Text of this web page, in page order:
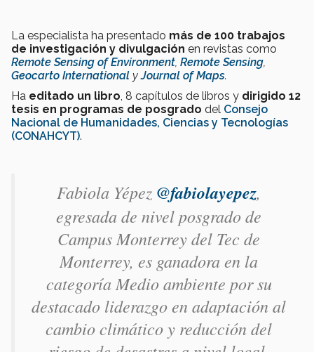
La especialista ha presentado más de 100 trabajos
de investigación y divulgación en revistas como
Remote Sensing of Environment, Remote Sensing,
Geocarto International yJournal of Maps.
Ha editado un libro, 8 capítulos de libros y dirigido 12
tesis en programas de posgrado del Consejo
Nacional de Humanidades, Ciencias y Tecnologías
(CONAHCYT).
Fabiola Yépez @fabiolayepez,
egresada de nivel posgrado de
Campus Monterrey del Tec de
Monterrey, es ganadora en la
categoría Medio ambiente por su
destacado liderazgo en adaptación al
cambio climático y reducción del